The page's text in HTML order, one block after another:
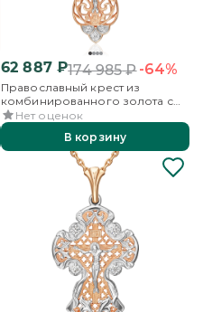
62 887₽174 985₽-64%
Православный крест из
комбинированного золота с
фианитами
Нет оценок
В корзину